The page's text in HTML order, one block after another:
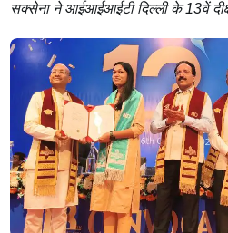
सक्सेना ने आईआईआईटी दिल्ली के 13वें